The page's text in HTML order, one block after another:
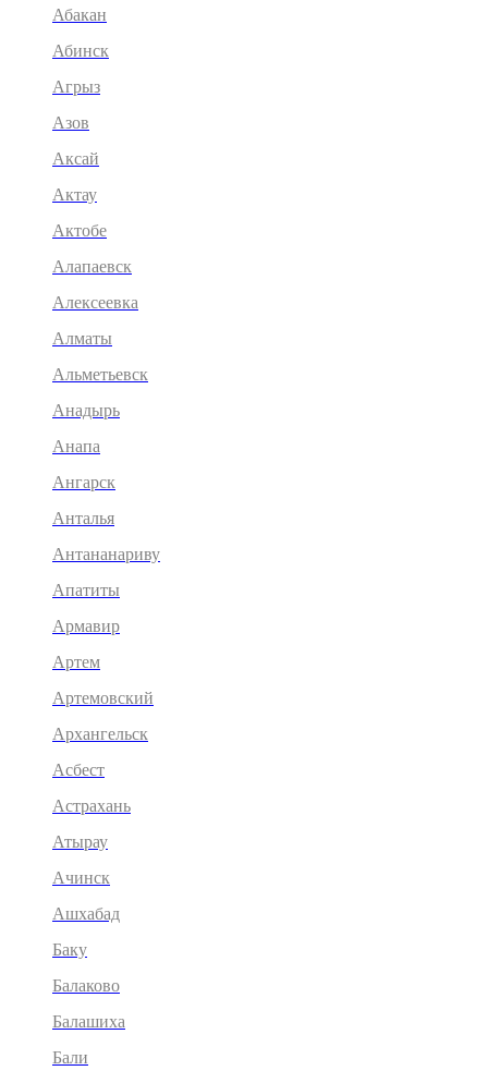
Абакан
Абинск
Агрыз
Азов
Аксай
Актау
Актобе
Алапаевск
Алексеевка
Алматы
Альметьевск
Анадырь
Анапа
Ангарск
Анталья
Антананариву
Апатиты
Армавир
Артем
Артемовский
Архангельск
Асбест
Астрахань
Атырау
Ачинск
Ашхабад
Баку
Балаково
Балашиха
Бали